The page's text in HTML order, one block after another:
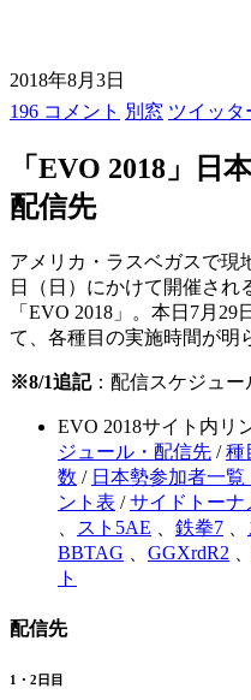
2018年8月3日
196 コメント 別窓 ツイッタ
「EVO 2018」日
配信先
アメリカ・ラスベガスで現
日（日）にかけて開催され
「EVO 2018」。本日7月29
て、各種目の実施時間が明
※8/1追記：配信スケジュー
EVO 2018サイト内リ
ジュール・配信先 /種
数 / 日本勢参加者一
ント表 /サイドトーナ
スト5AE 鉄拳7
BBTAG
GGXrdR2
ト
配信先
1・2日目